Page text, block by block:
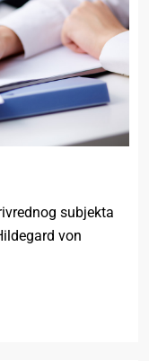
subjekta
von